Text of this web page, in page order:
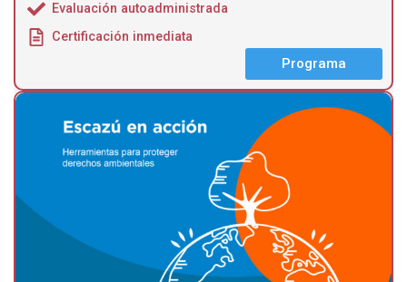
Evaluación autoadministrada
Certificación inmediata
Programa